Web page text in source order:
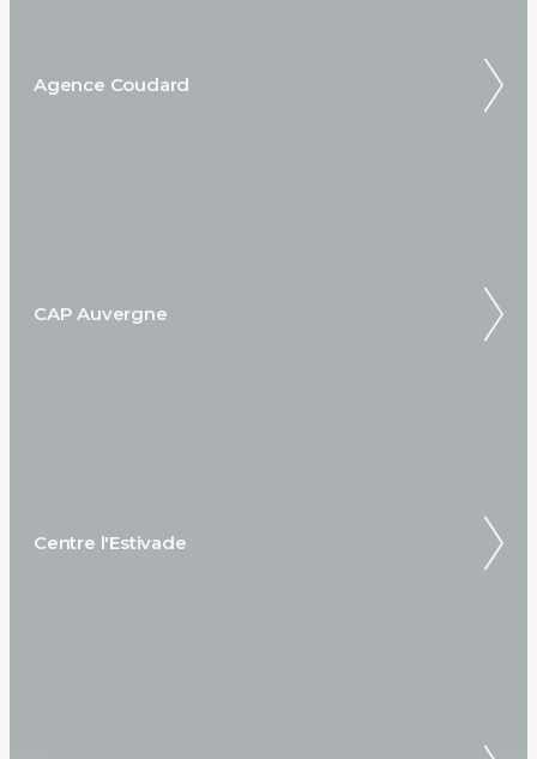
Agence Coudard
CAP Auvergne
Centre l'Estivade